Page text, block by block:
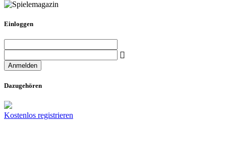
Einloggen
Dazugehören
Kostenlos registrieren